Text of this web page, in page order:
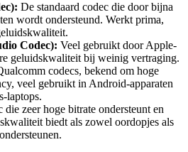
De standaard codec die door bijna
wordt ondersteund. Werkt prima,
Codec): Veel gebruikt door Apple-
geluidskwaliteit bij weinig vertraging.
codecs, bekend om hoge
veel gebruikt in Android-apparaten
laptops.
die zeer hoge bitrate ondersteunt en
biedt als zowel oordopjes als